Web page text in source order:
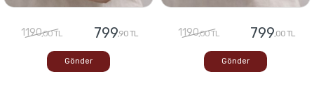
1190,00 TL 799,90 TL
Gönder
1190,00 TL 799,00 TL
Gönder